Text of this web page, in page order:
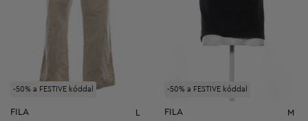
-50% a FESTIVE kóddal
FILA L
-50% a FESTIVE kóddal
FILA M